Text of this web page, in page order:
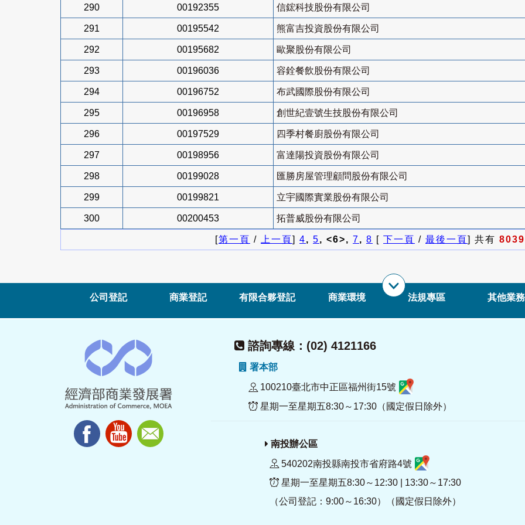
290 00192355 信鋐科技股份有限公司
291 00195542 熊富吉投資股份有限公司
292 00195682 歐聚股份有限公司
293 00196036 容銓餐飲股份有限公司
294 00196752 布武國際股份有限公司
295 00196958 創世紀壹號生技股份有限公司
296 00197529 四季村餐廚股份有限公司
297 00198956 富達陽投資股份有限公司
298 00199028 匯勝房屋管理顧問股份有限公司
299 00199821 立宇國際實業股份有限公司
300 00200453 拓普威股份有限公司
[第一頁 / 上一頁] 4, 5, <6>, 7, 8 [ 下一頁 / 最後一頁] 共有 8039
公司登記 商業登記 有限合夥登記 商業環境 法規專區 其他業務
諮詢專線：(02) 4121166
署本部
100210臺北市中正區福州街15號
星期一至星期五8:30～17:30（國定假日除外）
南投辦公區
540202南投縣南投市省府路4號
星期一至星期五8:30～12:30 | 13:30～17:30
（公司登記：9:00～16:30）（國定假日除外）